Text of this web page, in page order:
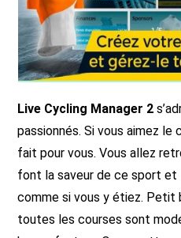
Live Cycling Manager 2
passionnés. Si vous aimez
fait pour vous. Vous allez
font la saveur de ce sport
comme si vous y étiez. Petit
toutes les courses sont